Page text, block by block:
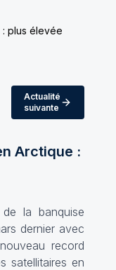
plus élevée
Actualité
suivante
Arctique :
de la banquise
dernier avec
record
satellitaires en